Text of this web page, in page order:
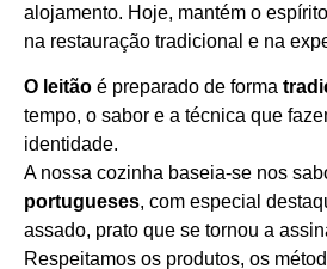
alojamento. Hoje, mantém o
na restauração tradicional e na
O leitão é preparado de forma
tempo, o sabor e a técnica que
identidade.
A nossa cozinha baseia-se nos
portugueses, com especial
assado, prato que se tornou a
Respeitamos os produtos, os